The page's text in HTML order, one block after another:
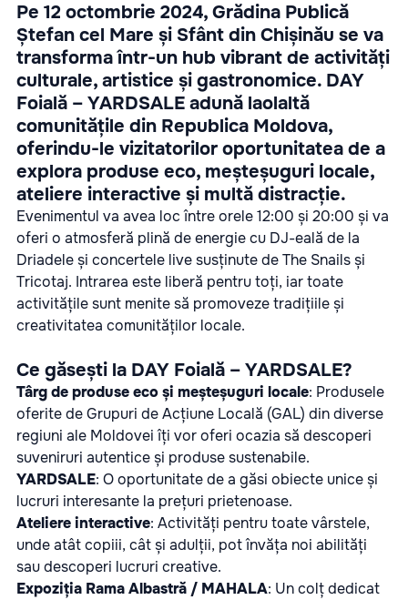
Pe 12 octombrie 2024, Grădina Publică
Ștefan cel Mare și Sfânt din Chișinău se va
transforma într-un hub vibrant de activități
culturale, artistice și gastronomice. DAY
Foială – YARDSALE adună laolaltă
comunitățile din Republica Moldova,
oferindu-le vizitatorilor oportunitatea de a
explora produse eco, meșteșuguri locale,
ateliere interactive și multă distracție.
Evenimentul va avea loc între orele 12:00 și 20:00 și va
oferi o atmosferă plină de energie cu DJ-eală de la
Driadele și concertele live susținute de The Snails și
Tricotaj. Intrarea este liberă pentru toți, iar toate
activitățile sunt menite să promoveze tradițiile și
creativitatea comunităților locale.
Ce găsești la DAY Foială – YARDSALE?
Târg de produse eco și meșteșuguri locale: Produsele
oferite de Grupuri de Acțiune Locală (GAL) din diverse
regiuni ale Moldovei îți vor oferi ocazia să descoperi
suveniruri autentice și produse sustenabile.
YARDSALE: O oportunitate de a găsi obiecte unice și
lucruri interesante la prețuri prietenoase.
Ateliere interactive: Activități pentru toate vârstele,
unde atât copiii, cât și adulții, pot învăța noi abilități
sau descoperi lucruri creative.
Expoziția Rama Albastră / MAHALA: Un colț dedicat